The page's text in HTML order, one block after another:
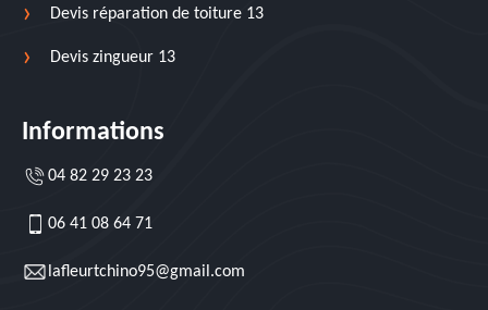
Devis réparation de toiture 13
Devis zingueur 13
Informations
04 82 29 23 23
06 41 08 64 71
lafleurtchino95@gmail.com